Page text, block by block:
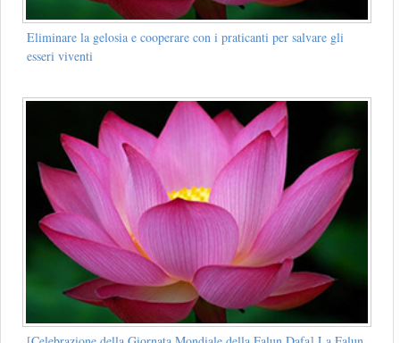
Eliminare la gelosia e cooperare con i praticanti per salvare gli
esseri viventi